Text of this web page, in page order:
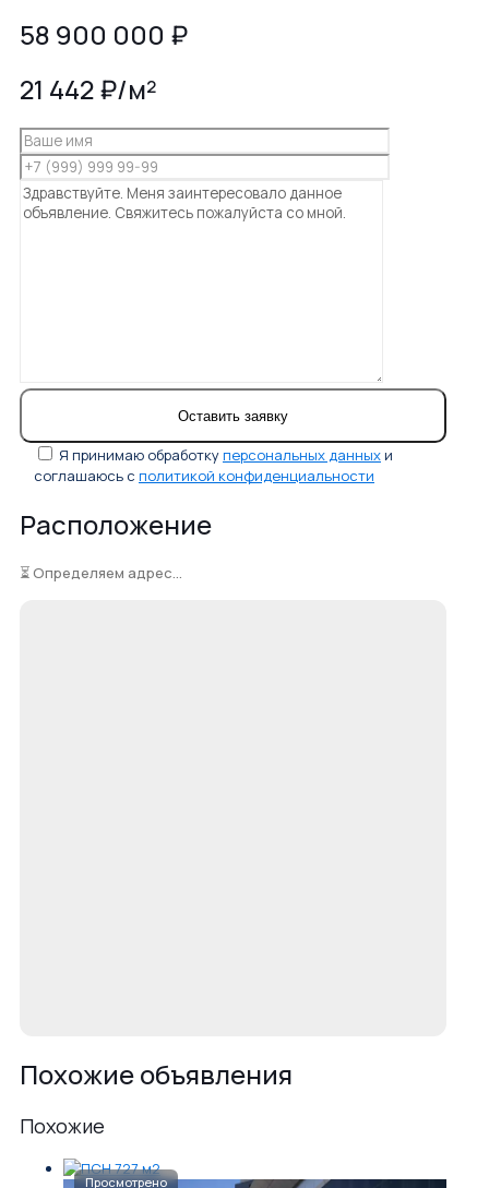
58 900 000 ₽
21 442 ₽/м²
Я принимаю обработкуперсональных данных и
соглашаюсь с политикой конфиденциальности
Расположение
⏳ Определяем адрес...
Похожие объявления
Похожие